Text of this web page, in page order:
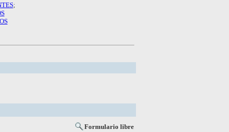
;
Formulario libre